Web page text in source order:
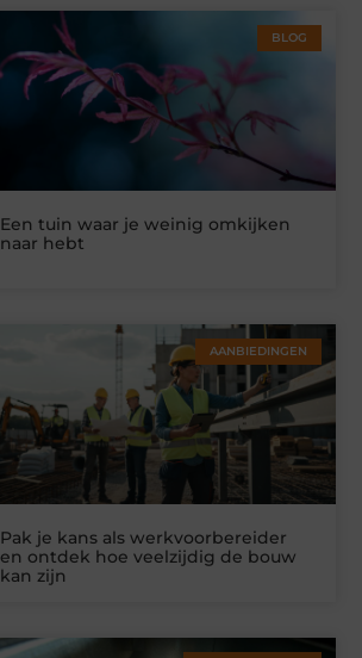
BLOG
Een tuin waar je weinig omkijken
naar hebt
AANBIEDINGEN
Pak je kans als werkvoorbereider
en ontdek hoe veelzijdig de bouw
kan zijn